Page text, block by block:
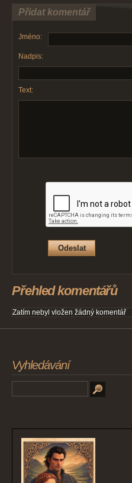
Přidat komentář
Jméno:
Nadpis:
Text:
Přehled komentářů
Zatím nebyl vložen žádný komentář
Vyhledávání